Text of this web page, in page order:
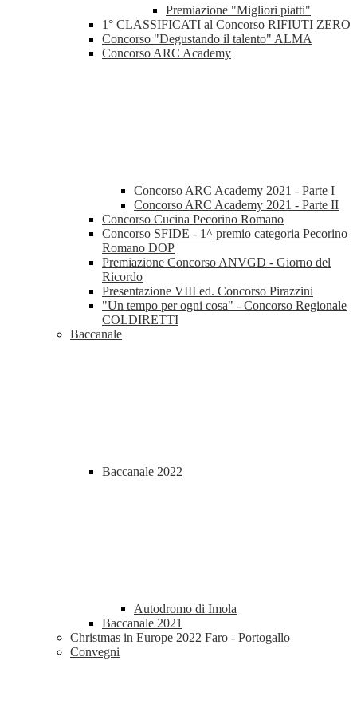
Premiazione "Migliori piatti"
1° CLASSIFICATI al Concorso RIFIUTI ZERO
Concorso "Degustando il talento" ALMA
Concorso ARC Academy
Concorso ARC Academy 2021 - Parte I
Concorso ARC Academy 2021 - Parte II
Concorso Cucina Pecorino Romano
Concorso SFIDE - 1^ premio categoria Pecorino
Romano DOP
Premiazione Concorso ANVGD - Giorno del
Ricordo
Presentazione VIII ed. Concorso Pirazzini
"Un tempo per ogni cosa" - Concorso Regionale
COLDIRETTI
Baccanale
Baccanale 2022
Autodromo di Imola
Baccanale 2021
Christmas in Europe 2022 Faro - Portogallo
Convegni